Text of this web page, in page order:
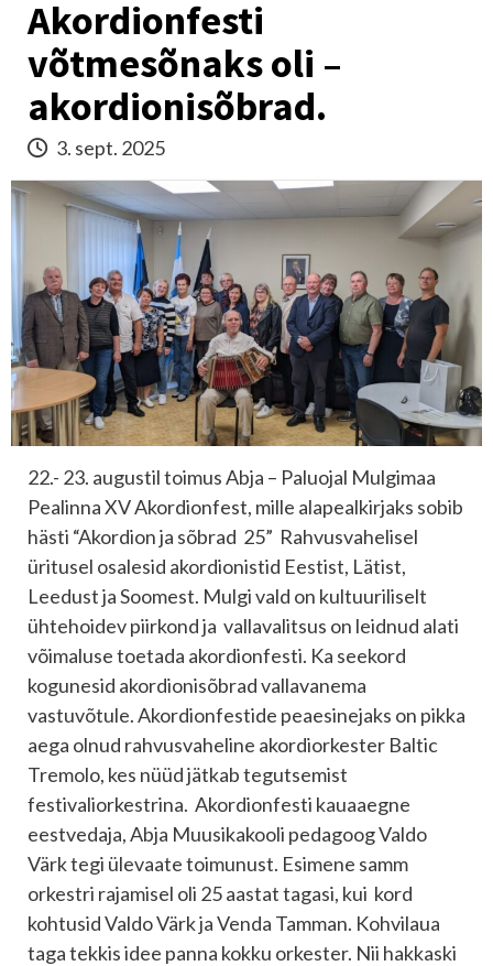
Akordionfesti
võtmesõnaks oli –
akordionisõbrad.
3. sept. 2025
22.- 23. augustil toimus Abja – Paluojal Mulgimaa
Pealinna XV Akordionfest, mille alapealkirjaks sobib
hästi “Akordion ja sõbrad 25” Rahvusvahelisel
üritusel osalesid akordionistid Eestist, Lätist,
Leedust ja Soomest. Mulgi vald on kultuuriliselt
ühtehoidev piirkond ja vallavalitsus on leidnud alati
võimaluse toetada akordionfesti. Ka seekord
kogunesid akordionisõbrad vallavanema
vastuvõtule. Akordionfestide peaesinejaks on pikka
aega olnud rahvusvaheline akordiorkester Baltic
Tremolo, kes nüüd jätkab tegutsemist
festivaliorkestrina. Akordionfesti kauaaegne
eestvedaja, Abja Muusikakooli pedagoog Valdo
Värk tegi ülevaate toimunust. Esimene samm
orkestri rajamisel oli 25 aastat tagasi, kui kord
kohtusid Valdo Värk ja Venda Tamman. Kohvilaua
taga tekkis idee panna kokku orkester. Nii hakkaski